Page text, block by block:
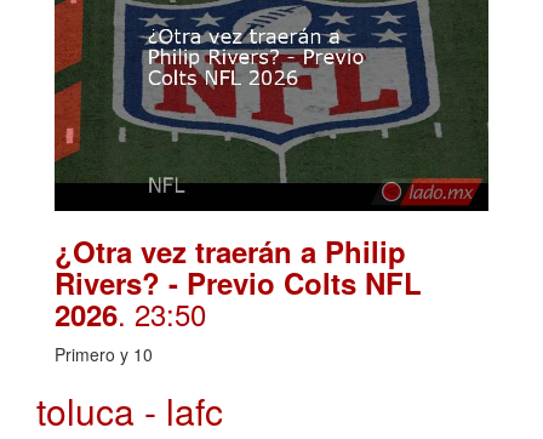
¿Otra vez traerán a Philip
Rivers? - Previo Colts NFL
2026. 23:50
Primero y 10
toluca - lafc